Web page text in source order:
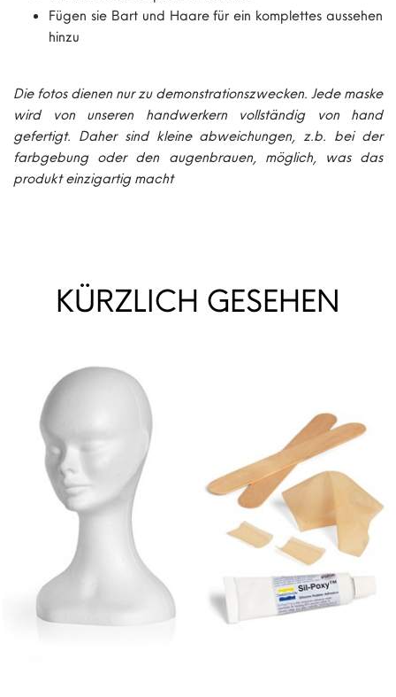
Fügen sie Bart und Haare für ein komplettes aussehen
hinzu
Die fotos dienen nur zu demonstrationszwecken. Jede maske
wird von unseren handwerkern vollständig von hand
gefertigt. Daher sind kleine abweichungen, z.b. bei der
farbgebung oder den augenbrauen, möglich, was das
produkt einzigartig macht
KÜRZLICH GESEHEN